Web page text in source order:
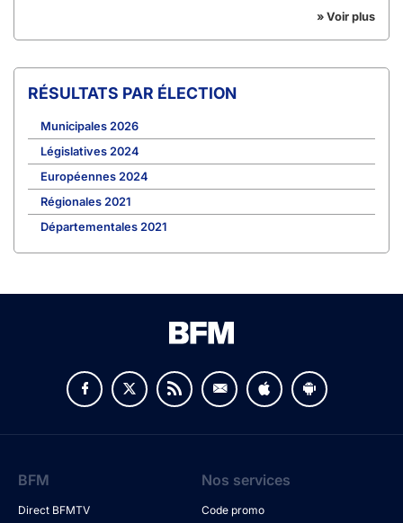
» Voir plus
RÉSULTATS PAR ÉLECTION
Municipales 2026
Législatives 2024
Européennes 2024
Régionales 2021
Départementales 2021
BFM
Direct BFMTV
Nos services
Code promo